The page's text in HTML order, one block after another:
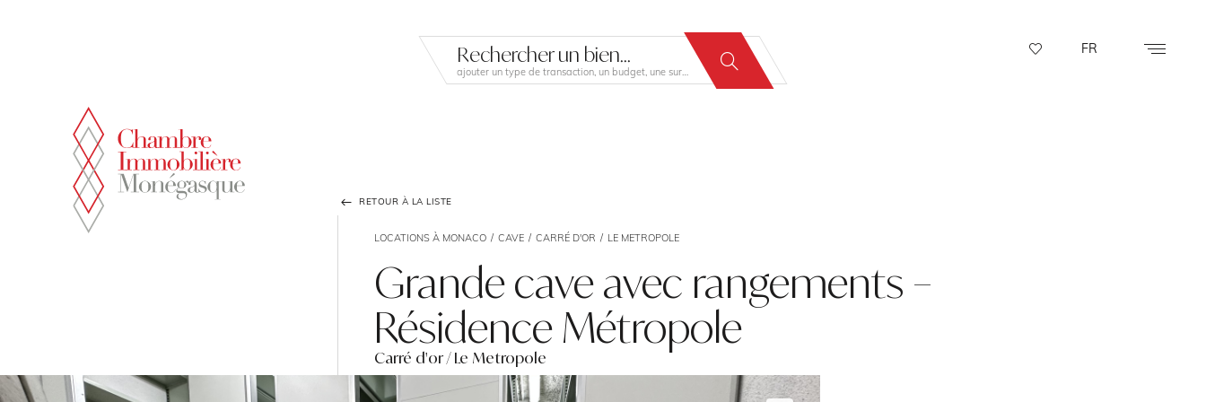
FR
Rechercher un bien...
RETOUR À LA LISTE
LOCATIONS À MONACO CAVE CARRÉ D'OR LE METROPOLE
Grande cave avec rangements –
Résidence Métropole
Carré d'or / Le Metropole